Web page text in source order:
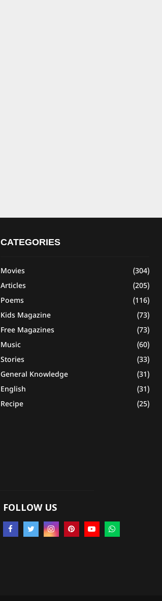
CATEGORIES
Movies
(304)
Articles
(205)
Poems
(116)
Kids Magazine
(73)
Free Magazines
(73)
Music
(60)
Stories
(33)
General Knowledge
(31)
English
(31)
Recipe
(25)
FOLLOW US